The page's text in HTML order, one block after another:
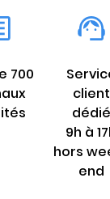
700
client
dédié
9h à
hors
end